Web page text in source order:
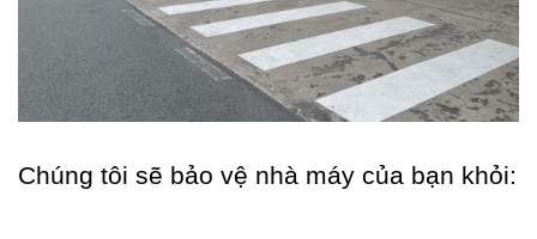
Chúng tôi sẽ bảo vệ nhà máy của bạn khỏi: